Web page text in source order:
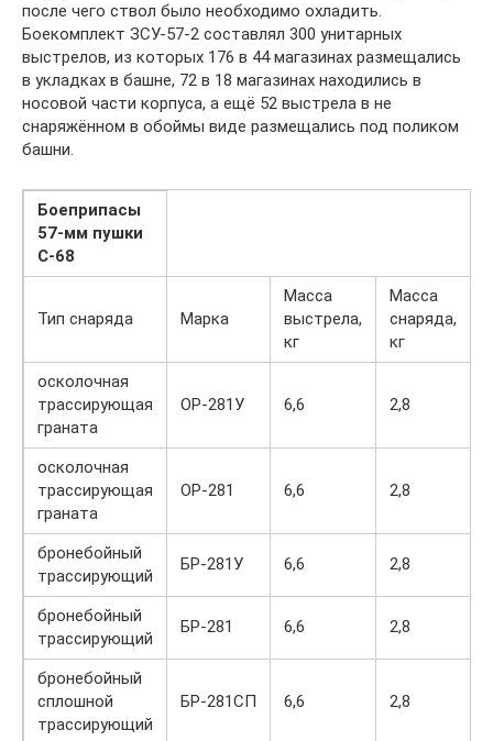
после чего ствол было необходимо охладить.
Боекомплект ЗСУ-57-2 составлял 300 унитарных
выстрелов, из которых 176 в 44 магазинах размещались
в укладках в башне, 72 в 18 магазинах находились в
носовой части корпуса, а ещё 52 выстрела в не
снаряжённом в обоймы виде размещались под поликом
башни.
Боеприпасы
57-мм пушки
С-68
Тип снаряда Марка
Масса
выстрела,
кг
Масса
снаряда,
кг
осколочная
трассирующая
граната
ОР-281У 6,6 2,8
осколочная
трассирующая
граната
ОР-281 6,6 2,8
бронебойный
трассирующий
БР-281У 6,6 2,8
бронебойный
трассирующий
БР-281 6,6 2,8
бронебойный
сплошной
трассирующий
БР-281СП 6,6 2,8